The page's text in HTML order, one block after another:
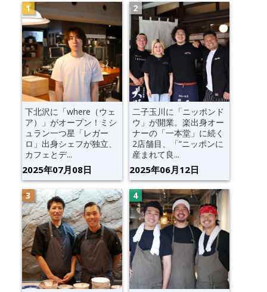
下北沢に「where（ウェ
ア）」がオープン！ミシ
ュラン一つ星「レガー
ロ」出身シェフが独立、
カフェとデ...
2025年07月08日
二子玉川に「ニッポンド
ウ」が開業。楽出身オー
ナーの「一本堂」に続く
2店舗目、「“ニッポンに
産まれて良...
2025年06月12日